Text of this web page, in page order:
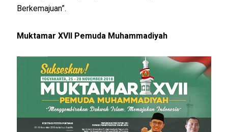
Berkemajuan”.
Muktamar XVII Pemuda Muhammadiyah